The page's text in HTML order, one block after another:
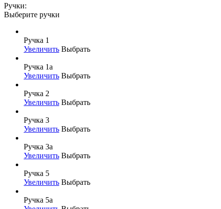
Ручки:
Выберите ручки
Ручка 1
Увеличить Выбрать
Ручка 1а
Увеличить Выбрать
Ручка 2
Увеличить Выбрать
Ручка 3
Увеличить Выбрать
Ручка 3а
Увеличить Выбрать
Ручка 5
Увеличить Выбрать
Ручка 5а